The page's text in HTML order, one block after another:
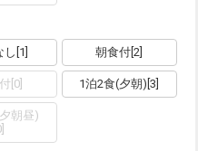
し 1 朝食付 [2
0] 1泊2食(夕朝) [3
朝昼)